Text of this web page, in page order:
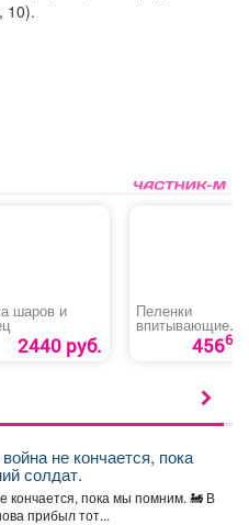
10).
шаров и
2440 руб.
Пеленки
впитывающие
«Медлил»45660
не кончается, пока
солдат.
пока мы помним. 🚂 В
прибыл тот...